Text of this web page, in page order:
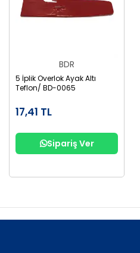
BDR
5 İplik Overlok Ayak Altı
Teflon/ BD-0065
17,41 TL
Sipariş Ver